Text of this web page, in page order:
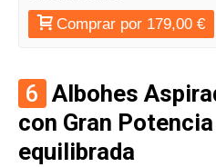
Comprar por 179,00 €
6 Albohes
con Gran
equilibrada